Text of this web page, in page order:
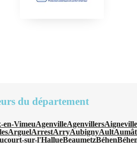
du département
en-VimeuAgenvilleAgenvillersAigneville
ArguelArrestArryAubignyAult
sur-l'HallueBeaumetzBéhen